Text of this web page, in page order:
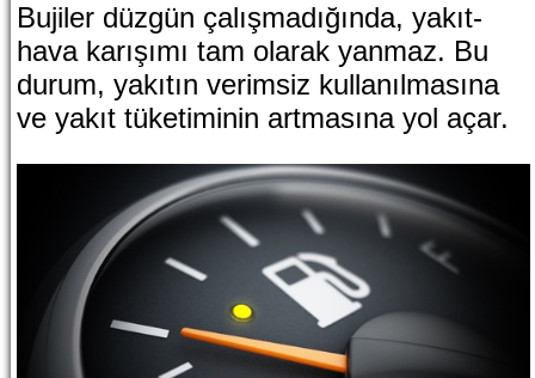
Bujiler düzgün çalışmadığında, yakıt-
hava karışımı tam olarak yanmaz. Bu
durum, yakıtın verimsiz kullanılmasına
ve yakıt tüketiminin artmasına yol açar.